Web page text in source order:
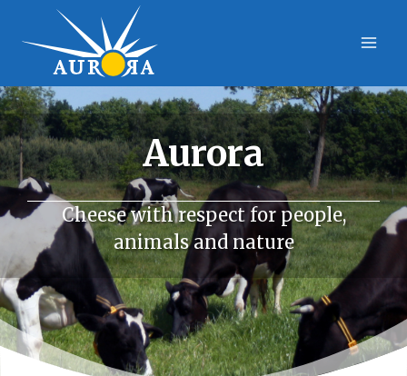
Aurora
Cheese with respect for people,
animals and nature